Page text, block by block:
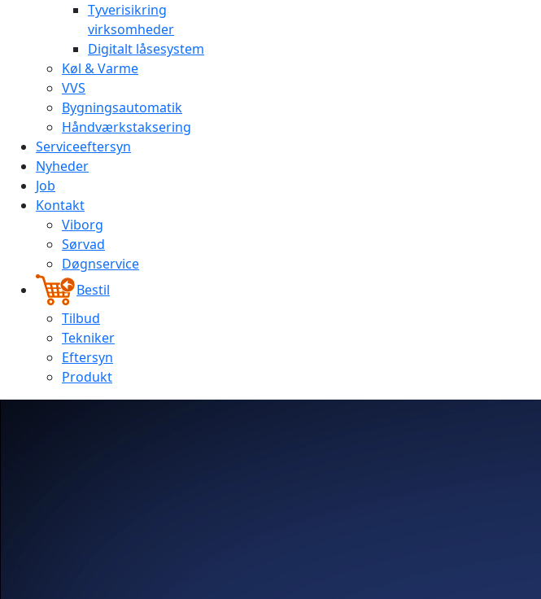
Tyverisikring
virksomheder
Digitalt låsesystem
Køl & Varme
VVS
Bygningsautomatik
Håndværkstaksering
Serviceeftersyn
Nyheder
Job
Kontakt
Viborg
Sørvad
Døgnservice
Bestil
Tilbud
Tekniker
Eftersyn
Produkt